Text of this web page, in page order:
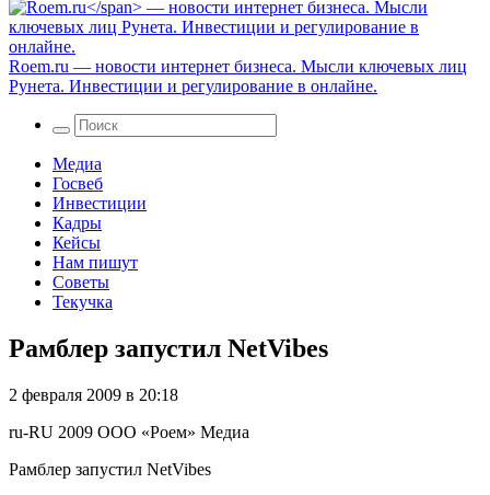
Roem.ru — новости интернет бизнеса. Мысли ключевых лиц
Рунета. Инвестиции и регулирование в онлайне.
Медиа
Госвеб
Инвестиции
Кадры
Кейсы
Нам пишут
Советы
Текучка
Рамблер запустил NetVibes
2 февраля 2009 в 20:18
ru-RU 2009 ООО «Роем» Медиа
Рамблер запустил NetVibes